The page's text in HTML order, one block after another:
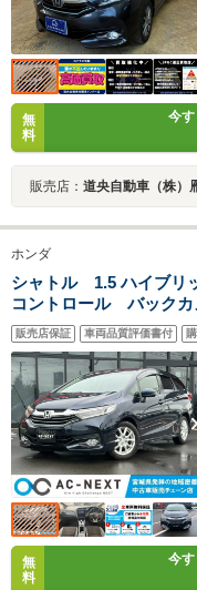
無
料
今
販売店： 道央自動車（株）
ホンダ
シャトル 1.5 ハイブ
コントロール バック
トライト フォグラン
DVD Bluetooth フル
ダー ステアリングリモ
販売店保証 車両品質評価書付
無
料
今